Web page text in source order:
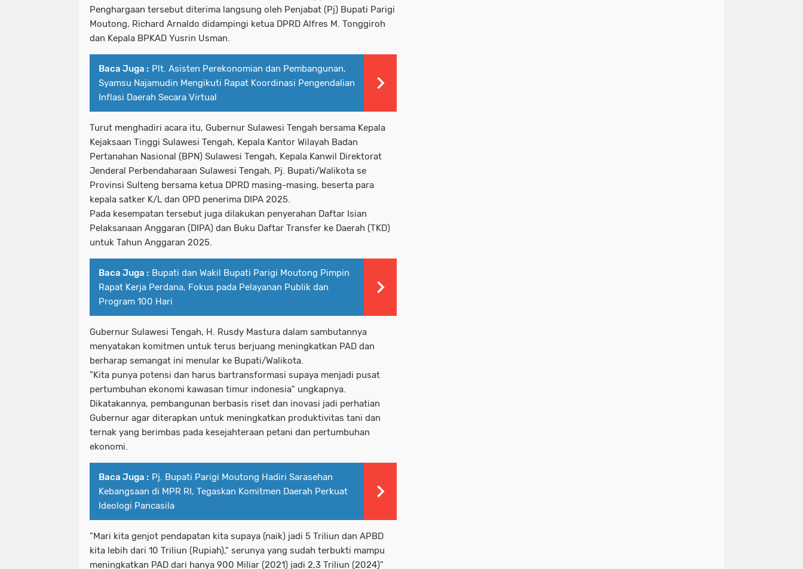
Penghargaan tersebut diterima langsung oleh Penjabat (Pj) Bupati Parigi
Moutong, Richard Arnaldo didampingi ketua DPRD Alfres M. Tonggiroh
dan Kepala BPKAD Yusrin Usman.
Baca Juga : Plt. Asisten Perekonomian dan Pembangunan,
Syamsu Najamudin Mengikuti Rapat Koordinasi Pengendalian
Inflasi Daerah Secara Virtual
Turut menghadiri acara itu, Gubernur Sulawesi Tengah bersama Kepala
Kejaksaan Tinggi Sulawesi Tengah, Kepala Kantor Wilayah Badan
Pertanahan Nasional (BPN) Sulawesi Tengah, Kepala Kanwil Direktorat
Jenderal Perbendaharaan Sulawesi Tengah, Pj. Bupati/Walikota se
Provinsi Sulteng bersama ketua DPRD masing-masing, beserta para
kepala satker K/L dan OPD penerima DIPA 2025.
Pada kesempatan tersebut juga dilakukan penyerahan Daftar Isian
Pelaksanaan Anggaran (DIPA) dan Buku Daftar Transfer ke Daerah (TKD)
untuk Tahun Anggaran 2025.
Baca Juga : Bupati dan Wakil Bupati Parigi Moutong Pimpin
Rapat Kerja Perdana, Fokus pada Pelayanan Publik dan
Program 100 Hari
Gubernur Sulawesi Tengah, H. Rusdy Mastura dalam sambutannya
menyatakan komitmen untuk terus berjuang meningkatkan PAD dan
berharap semangat ini menular ke Bupati/Walikota.
"Kita punya potensi dan harus bartransformasi supaya menjadi pusat
pertumbuhan ekonomi kawasan timur indonesia" ungkapnya.
Dikatakannya, pembangunan berbasis riset dan inovasi jadi perhatian
Gubernur agar diterapkan untuk meningkatkan produktivitas tani dan
ternak yang berimbas pada kesejahteraan petani dan pertumbuhan
ekonomi.
Baca Juga : Pj. Bupati Parigi Moutong Hadiri Sarasehan
Kebangsaan di MPR RI, Tegaskan Komitmen Daerah Perkuat
Ideologi Pancasila
"Mari kita genjot pendapatan kita supaya (naik) jadi 5 Triliun dan APBD
kita lebih dari 10 Triliun (Rupiah)," serunya yang sudah terbukti mampu
meningkatkan PAD dari hanya 900 Miliar (2021) jadi 2,3 Triliun (2024)"